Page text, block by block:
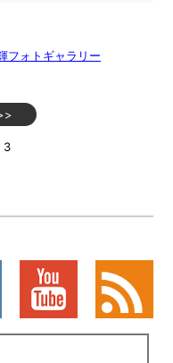
フォトギャラリー
3